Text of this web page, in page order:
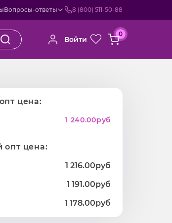
Вопросы-ответы 8 (800) 511-50-88
Войти
0
цена:
1 240.00руб
опт цена:
1 216.00руб
1 191.00руб
1 178.00руб